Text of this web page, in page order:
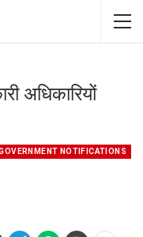
अधिकारियों
NOTIFICATIONS